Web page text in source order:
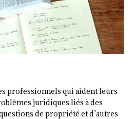
professionnels qui aident leurs
juridiques liés à des
de propriété et d’autres